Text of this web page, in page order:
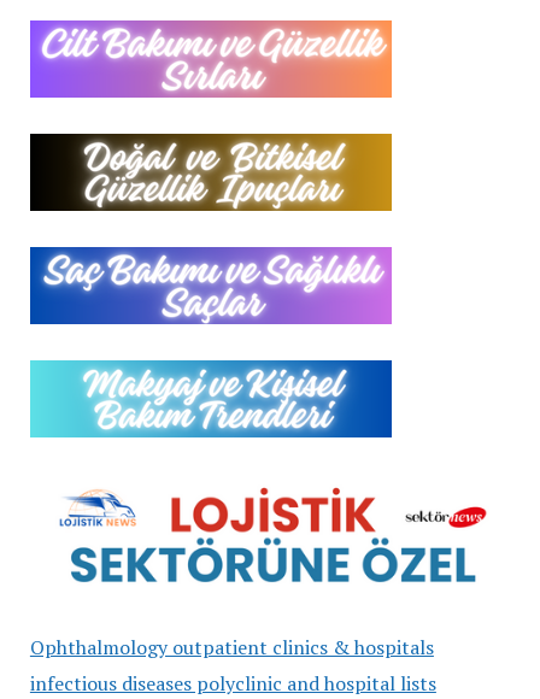
Ophthalmology outpatient clinics & hospitals
infectious diseases polyclinic and hospital lists